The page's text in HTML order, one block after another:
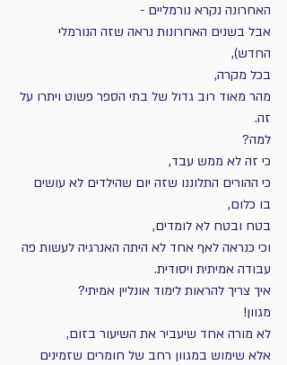
האחרונה נקרא נורמליים -
אבל בשנים האחרונות נראה שזה הנורמלי
החדש),
בכל מקרה,
מהר מאוד רוב גדול של בתי הספר פשוט ויתרו על
זה.
למה?
כי זה לא ממש עבד,
כי ההורים התלוננו שזה יום שהילדים לא עושים
בו כלום,
בטח ובטח לא לומדים,
וכי כנראה לאף אחד לא היתה האנרגיה לעשות פה
עבודה אמיתית ויסודית.
איך צריך להראות לימוד אונליין אמיתי?
מגוון!
לא מורה אחד שיעביר את השיעור בזום,
אלא שימוש במגוון רחב של חומרים שזמינים